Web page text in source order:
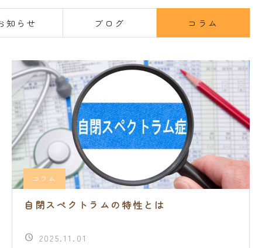
知らせ ブログ コラム
コラム
自閉スペクトラムの特性とは
2025.11.01